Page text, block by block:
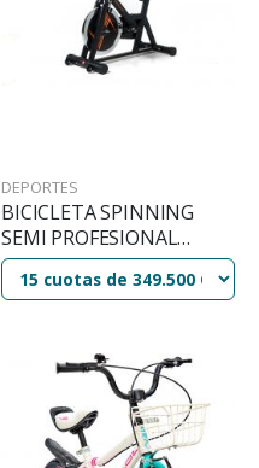
DEPORTES
BICICLETA SPINNING
SEMI PROFESIONAL
EVOLUTION SP2600
130KG DISCO 20KG